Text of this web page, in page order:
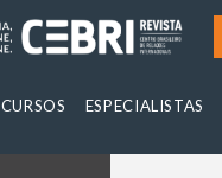
CURSOS ESPECIALISTAS